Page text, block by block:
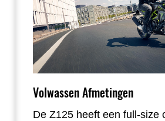
Volwassen Afmetingen
De Z125 heeft een full-size